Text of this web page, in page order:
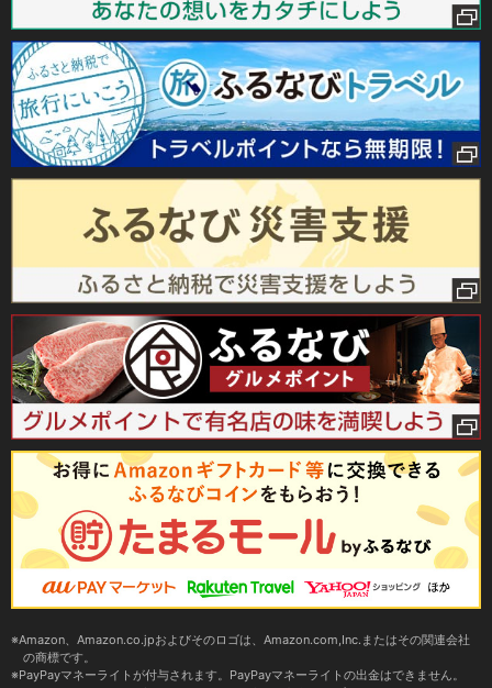
Amazon、Amazon.co.jpおよびそのロゴは、Amazon.com,Inc.またはその関連会社
の商標です。
PayPayマネーライトが付与されます。PayPayマネーライトの出金はできません。